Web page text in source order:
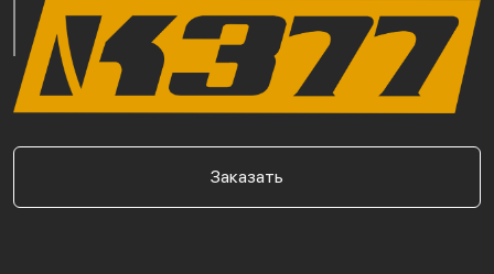
Заказать